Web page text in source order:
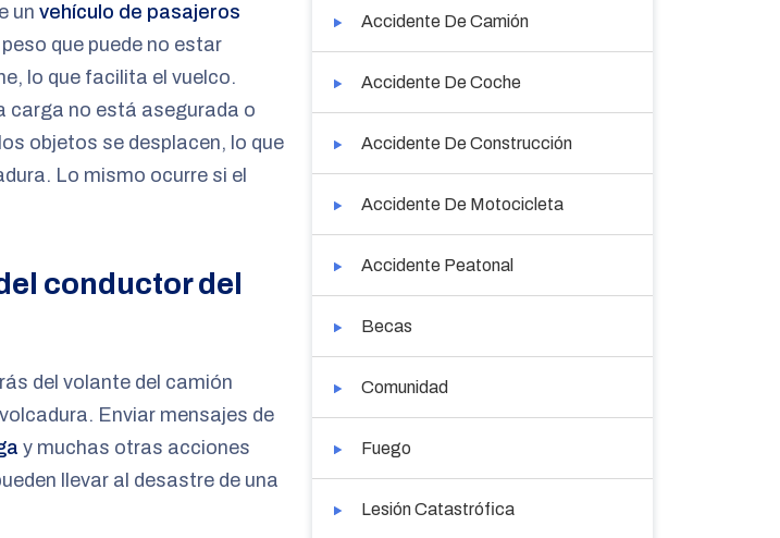
un vehículo de pasajeros
que puede no estar
lo que facilita el vuelco.
carga no está asegurada o
objetos se desplacen, lo que
Lo mismo ocurre si el
conductor del
del volante del camión
Enviar mensajes de
y muchas otras acciones
llevar al desastre de una
Accidente De Camión
Accidente De Coche
Accidente De Construcción
Accidente De Motocicleta
Accidente Peatonal
Becas
Comunidad
Fuego
Lesión Catastrófica